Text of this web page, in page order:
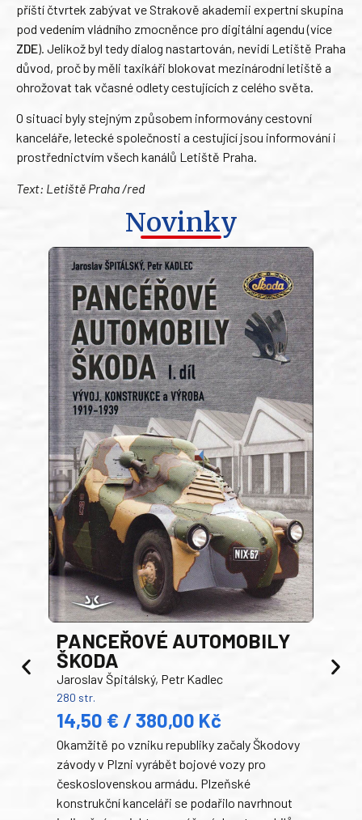
příští čtvrtek zabývat ve Strakově akademii expertní skupina
pod vedením vládního zmocněnce pro digitální agendu (více
ZDE). Jelikož byl tedy dialog nastartován, nevidí Letiště Praha
důvod, proč by měli taxikáři blokovat mezinárodní letiště a
ohrožovat tak včasné odlety cestujících z celého světa.
O situaci byly stejným způsobem informovány cestovní
kanceláře, letecké společnosti a cestující jsou informování i
prostřednictvím všech kanálů Letiště Praha.
Text: Letiště Praha /red
Novinky
PANCEŘOVÉ AUTOMOBILY
ŠKODA
Jaroslav Špitálský, Petr Kadlec
280 str.
14,50 € / 380,00 Kč
Okamžitě po vzniku republiky začaly Škodovy
závody v Plzni vyrábět bojové vozy pro
československou armádu. Plzeňské
konstrukční kanceláři se podařilo navrhnout